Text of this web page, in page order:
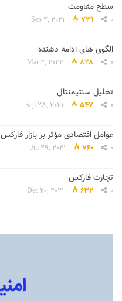
سطح مقاومت
Sep 4, 2021 731 0
الگوی های ادامه دهنده
Mar 2, 2022 828 0
تحلیل سنتیمنتال
Sep 28, 2021 547 0
عوامل اقتصادی مؤثر بر بازار فارکس
Jul 29, 2021 760 0
تجارت فارکس
Dec 20, 2021 632 0